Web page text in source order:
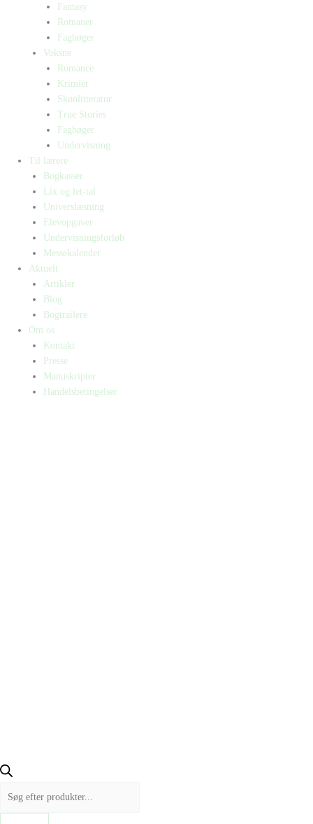
Fantasy
Romaner
Fagbøger
Voksne
Romance
Krimier
Skønlitteratur
True Stories
Fagbøger
Undervisning
Til lærere
Bogkasser
Lix og let-tal
Universlæsning
Elevopgaver
Undervisningsforløb
Messekalender
Aktuelt
Artikler
Blog
Bogtrailere
Om os
Kontakt
Presse
Manuskripter
Handelsbetingelser